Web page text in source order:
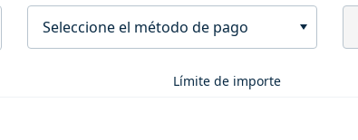
Seleccione el método de pago
Límite de importe